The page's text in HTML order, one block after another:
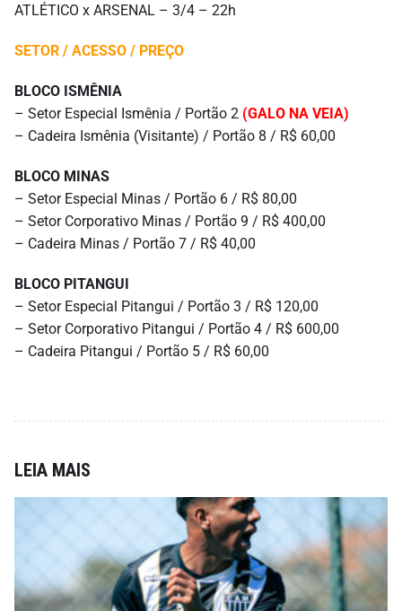
ATLÉTICO x ARSENAL – 3/4 – 22h
SETOR / ACESSO / PREÇO
BLOCO ISMÊNIA
– Setor Especial Ismênia / Portão 2 (GALO NA VEIA)
– Cadeira Ismênia (Visitante) / Portão 8 / R$ 60,00
BLOCO MINAS
– Setor Especial Minas / Portão 6 / R$ 80,00
– Setor Corporativo Minas / Portão 9 / R$ 400,00
– Cadeira Minas / Portão 7 / R$ 40,00
BLOCO PITANGUI
– Setor Especial Pitangui / Portão 3 / R$ 120,00
– Setor Corporativo Pitangui / Portão 4 / R$ 600,00
– Cadeira Pitangui / Portão 5 / R$ 60,00
LEIA MAIS